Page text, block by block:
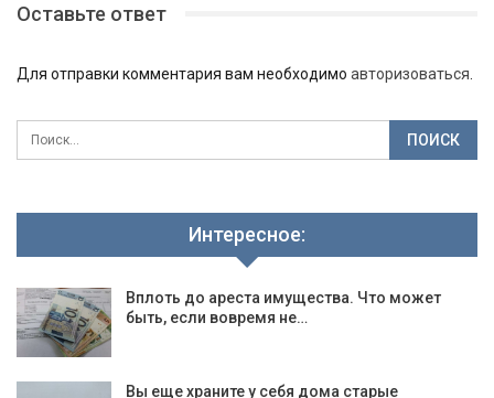
Оставьте ответ
Для отправки комментария вам необходимо авторизоваться
Интересное:
Вплоть до ареста имущества. Что может
быть, если вовремя не…
Вы еще храните у себя дома старые